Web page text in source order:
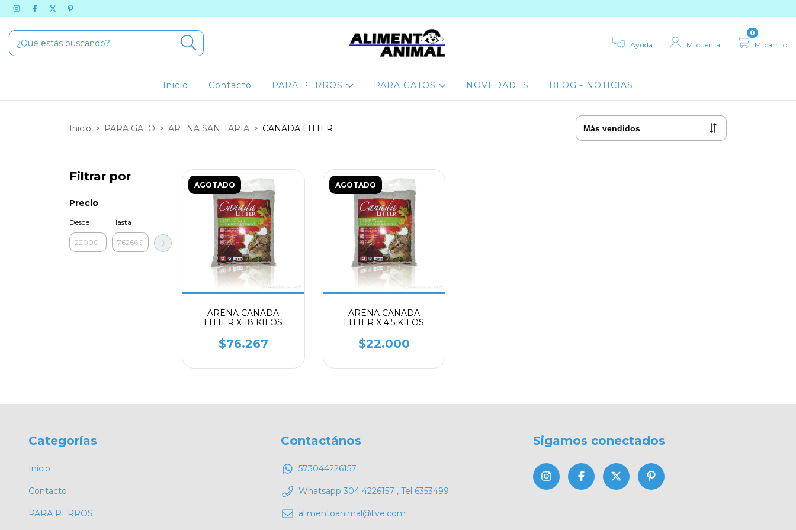
Ayuda Mi cuenta Mi carrito
0
Inicio Contacto PARA PERROS PARA GATOS NOVEDADES BLOG - NOTICIAS
Inicio > PARA GATO > ARENA SANITARIA > CANADA LITTER
Filtrar por
Precio
Desde Hasta
AGOTADO
ARENA CANADA
LITTER X 18 KILOS
$76.267
AGOTADO
ARENA CANADA
LITTER X 4.5 KILOS
$22.000
Categorías
Inicio
Contacto
PARA PERROS
Contactános
573044226157
Whatsapp 304 4226157 , Tel 6353499
alimentoanimal@live.com
Sigamos conectados